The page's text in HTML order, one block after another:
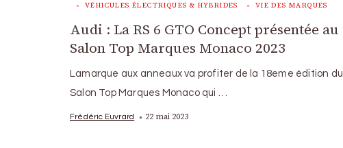
VÉHICULES ÉLECTRIQUES & HYBRIDES VIE DES MARQUES
Audi : La RS 6 GTO Concept présentée au
Salon Top Marques Monaco 2023
Lamarque aux anneaux va profiter de la 18eme édition du
Salon Top Marques Monaco qui …
Frédéric Euvrard 22 mai 2023